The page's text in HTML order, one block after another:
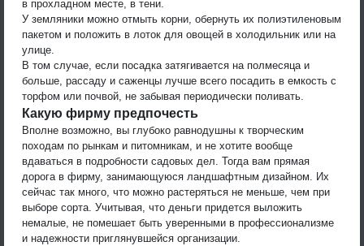
в прохладном месте, в тени.
У земляники можно отмыть корни, обернуть их полиэтиленовым
пакетом и положить в лоток для овощей в холодильник или на
улице.
В том случае, если посадка затягивается на полмесяца и
больше, рассаду и саженцы лучше всего посадить в емкость с
торфом или почвой, не забывая периодически поливать.
Какую фирму предпочесть
Вполне возможно, вы глубоко равнодушны к творческим
походам по рынкам и питомникам, и не хотите вообще
вдаваться в подробности садовых дел. Тогда вам прямая
дорога в фирму, занимающуюся ландшафтным дизайном. Их
сейчас так много, что можно растеряться не меньше, чем при
выборе сорта. Учитывая, что деньги придется выложить
немалые, не помешает быть уверенными в профессионализме
и надежности приглянувшейся организации.